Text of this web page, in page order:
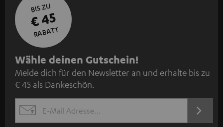
BIS ZU
€ 45
RABATT
N
e
w
s
l
Wähle deinen Gutschein!
Melde dich für den Newsletter an und erhalte bis zu
€ 45 als Dankeschön.
EMAIL
JETZT